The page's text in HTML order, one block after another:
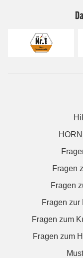
Fragen
Fragen
Fragen
Fragen zum
Fragen zum